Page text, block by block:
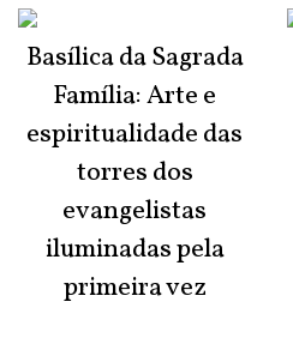
Basílica da Sagrada
Família: Arte e
espiritualidade das
torres dos
evangelistas
iluminadas pela
primeira vez